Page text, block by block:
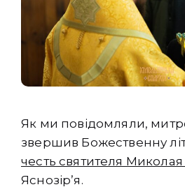
Як ми повідомляли,
звершив Божественну
честь святителя
Яснозірʼя.